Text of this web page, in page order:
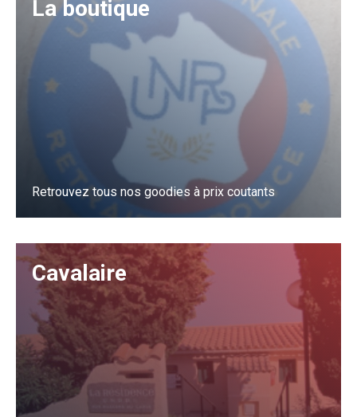
La boutique
Retrouvez tous nos goodies à prix coutants
J'y vais
Cavalaire